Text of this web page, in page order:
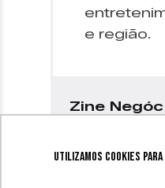
Utilizamos cookies
e região.
Zine